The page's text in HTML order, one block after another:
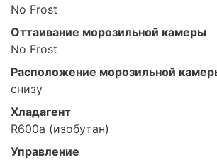
No Frost
Оттаивание морозильной камеры
No Frost
Расположение морозильной
снизу
Хладагент
R600a (изобутан)
Управление